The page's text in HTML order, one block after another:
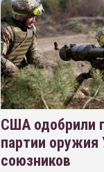
США одобрили
партии оружия
союзников